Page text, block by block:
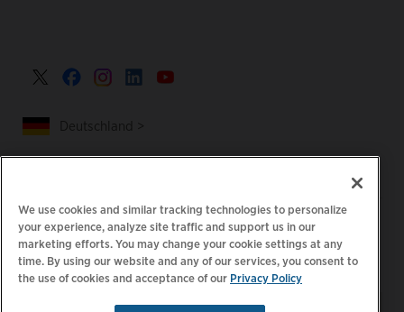
Deutschland >
Datenschutzrichtlinie | Ihre Datenschutzoptionen
Rechtliches | Abrechnung zur Barrierefreiheit |
Verhaltenskodex für Lieferanten | EPR-Informationen |
Impressum
We use cookies and similar tracking technologies to personalize
your experience, analyze site traffic and support us in our
marketing efforts. You may change your cookie settings at any
time. By using our website and any of our services, you consent to
the use of cookies and acceptance of our Privacy Policy